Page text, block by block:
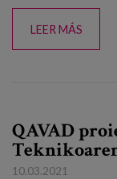
LEER MÁS
QAVAD
10.03.2021